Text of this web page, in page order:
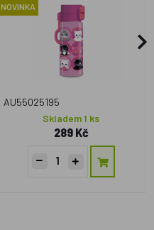
NOVINKA
AU55025195
Skladem 1 ks
289 Kč